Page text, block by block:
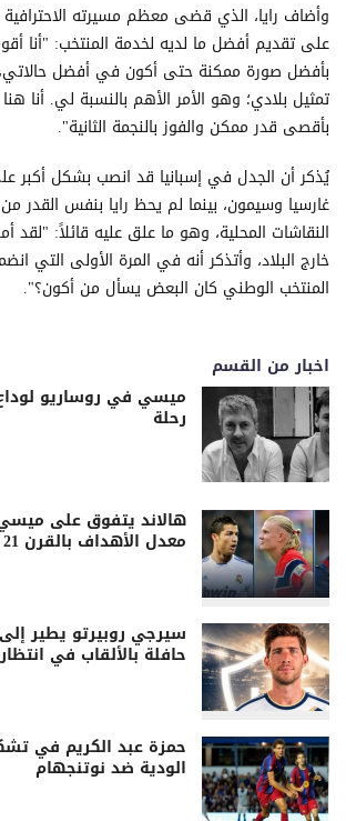
وأضاف رايا، الذي قضى معظم مسيرته الاحترافية
على تقديم أفضل ما لديه لخدمة المنتخب: "أنا
بأفضل صورة ممكنة حتى أكون في أفضل
تمثيل بلادي؛ وهو الأمر الأهم بالنسبة لي. أنا
بأقصى قدر ممكن والفوز بالنجمة الثانية".
يُذكر أن الجدل في إسبانيا قد انصب بشكل أكبر
غارسيا وسيمون، بينما لم يحظ رايا بنفس القدر
النقاشات المحلية، وهو ما علق عليه قائلاً:
خارج البلاد، وأتذكر أنه في المرة الأولى التي
المنتخب الوطني كان البعض يسأل من أكون؟".
اخبار من القسم
ميسي في روساريو
رحلة
هالاند يتفوق على
معدل الأهداف بالقرن 21
سيرجي روبيرتو يطير
حافلة بالألقاب في
حمزة عبد الكريم في
الودية ضد نوتنجهام